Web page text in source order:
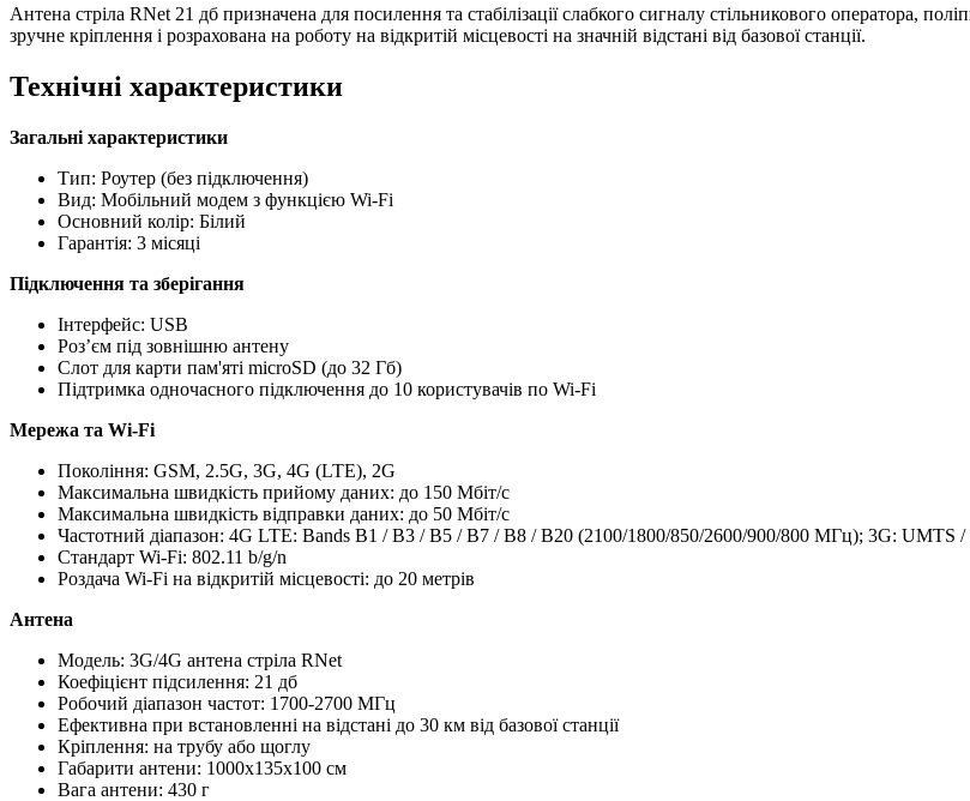
Антена стріла RNet 21 дб призначена для посилення та стабілізації слабкого сигналу стільникового оператора,
зручне кріплення і розрахована на роботу на відкритій місцевості на значній відстані від базової станції.
Технічні характеристики
Загальні характеристики
Тип: Роутер (без підключення)
Вид: Мобільний модем з функцією Wi‑Fi
Основний колір: Білий
Гарантія: 3 місяці
Підключення та зберігання
Інтерфейс: USB
Роз’єм під зовнішню антену
Слот для карти пам'яті microSD (до 32 Гб)
Підтримка одночасного підключення до 10 користувачів по Wi‑Fi
Мережа та Wi‑Fi
Покоління: GSM, 2.5G, 3G, 4G (LTE), 2G
Максимальна швидкість прийому даних: до 150 Мбіт/с
Максимальна швидкість відправки даних: до 50 Мбіт/с
Частотний діапазон: 4G LTE: Bands B1 / B3 / B5 / B7 / B8 / B20 (2100/1800/850/2600/900/800 МГц); 3G: UMTS
Стандарт Wi‑Fi: 802.11 b/g/n
Роздача Wi‑Fi на відкритій місцевості: до 20 метрів
Антена
Модель: 3G/4G антена стріла RNet
Коефіцієнт підсилення: 21 дб
Робочий діапазон частот: 1700-2700 МГц
Ефективна при встановленні на відстані до 30 км від базової станції
Кріплення: на трубу або щоглу
Габарити антени: 1000х135х100 см
Вага антени: 430 г